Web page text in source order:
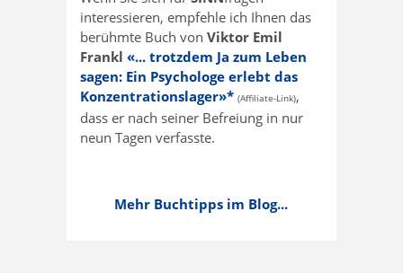
interessieren, empfehle ich Ihnen das
berühmte Buch von Viktor Emil
Frankl «... trotzdem Ja zum Leben
sagen: Ein Psychologe erlebt das
Konzentrationslager»* (Affiliate-Link),
dass er nach seiner Befreiung in nur
neun Tagen verfasste.
Mehr Buchtipps im Blog...